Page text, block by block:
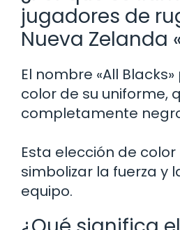
jugadores de
Nueva Zelanda
El nombre «All
color de su uniforme,
completamente
Esta elección de
simbolizar la fuerza y
equipo.